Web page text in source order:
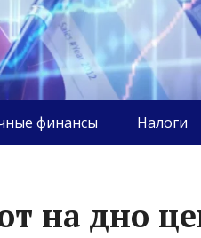
финансы Налоги
на дно